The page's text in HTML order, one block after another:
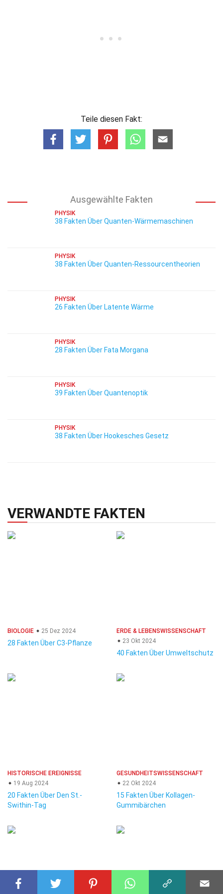
Teile diesen Fakt:
Ausgewählte Fakten
PHYSIK
38 Fakten Über Quanten-Wärmemaschinen
PHYSIK
38 Fakten Über Quanten-Ressourcentheorien
PHYSIK
26 Fakten Über Latente Wärme
PHYSIK
28 Fakten Über Fata Morgana
PHYSIK
39 Fakten Über Quantenoptik
PHYSIK
38 Fakten Über Hookesches Gesetz
VERWANDTE FAKTEN
BIOLOGIE 25 Dez 2024
28 Fakten Über C3-Pflanze
ERDE & LEBENSWISSENSCHAFT
23 Okt 2024
40 Fakten Über Umweltschutz
HISTORISCHE EREIGNISSE
19 Aug 2024
20 Fakten Über Den St.-
Swithin-Tag
GESUNDHEITSWISSENSCHAFT
22 Okt 2024
15 Fakten Über Kollagen-
Gummibärchen